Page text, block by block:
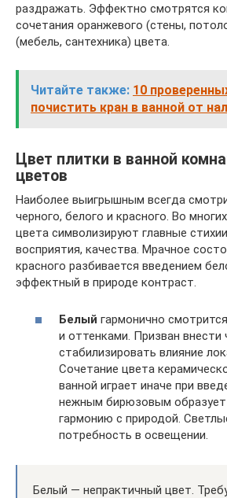
раздражать. Эффектно смотрятся
сочетания оранжевого (стены,
(мебель, сантехника) цвета.
Читайте также: 10
почистить кран в ванной от
Цвет плитки в ванной
цветов
Наиболее выигрышным всегда
черного, белого и красного. Во
цвета символизируют главные
восприятия, качества. Мрачное
красного разбивается введением
эффектный в природе контраст.
Белый гармонично
и оттенками. Призван внести
стабилизировать влияние
Сочетание цвета
ванной играет иначе при
нежным бирюзовым образует
гармонию с природой.
потребность в освещении.
Белый — непрактичный цвет.